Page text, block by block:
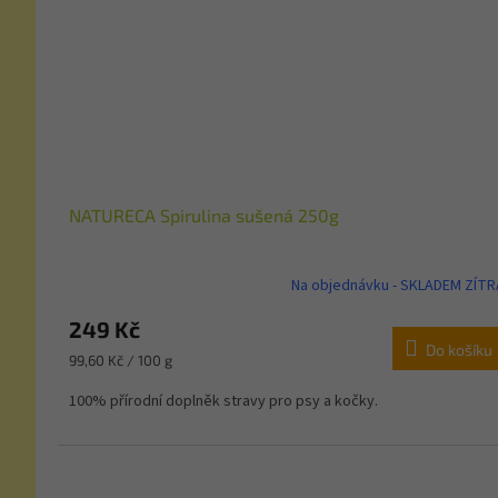
NATURECA Spirulina sušená 250g
Na objednávku - SKLADEM
249 Kč
Měrná
99,60 Kč / 100 g
Do košíku
100% přírodní doplněk stravy pro psy a kočky.